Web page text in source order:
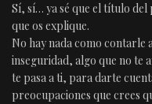
Sí, sí… ya sé que el título
que os explique.
No hay nada como contarle
inseguridad, algo que no te
te pasa a ti, para darte
preocupaciones que crees